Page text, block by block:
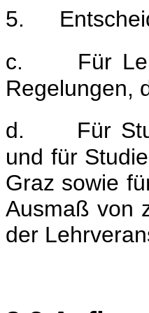
5.
c.
Für
Regelungen,
d.
Für
und für
Graz sowie
Ausmaß von
der